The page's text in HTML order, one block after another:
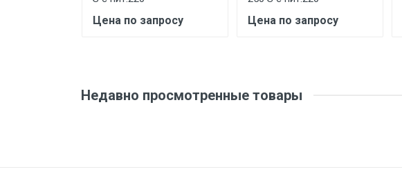
Цена по запросу Цена по запросу
Недавно просмотренные товары